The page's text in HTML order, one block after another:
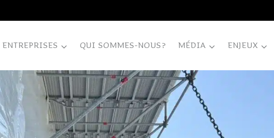
ENTREPRISES QUI SOMMES-NOUS? MÉDIA ENJEUX